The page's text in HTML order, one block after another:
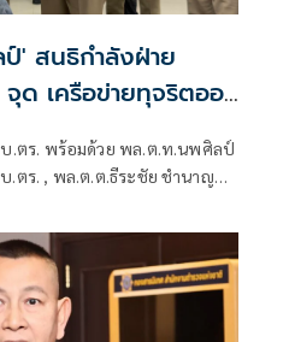
' สนธิกำลังฝ่าย
ด เครือข่ายทุจริตออ
.ตร. พร้อมด้วย พล.ต.ท.นพศิลป์
.ตร. , พล.ต.ต.ธีระชัย ชำนาญ